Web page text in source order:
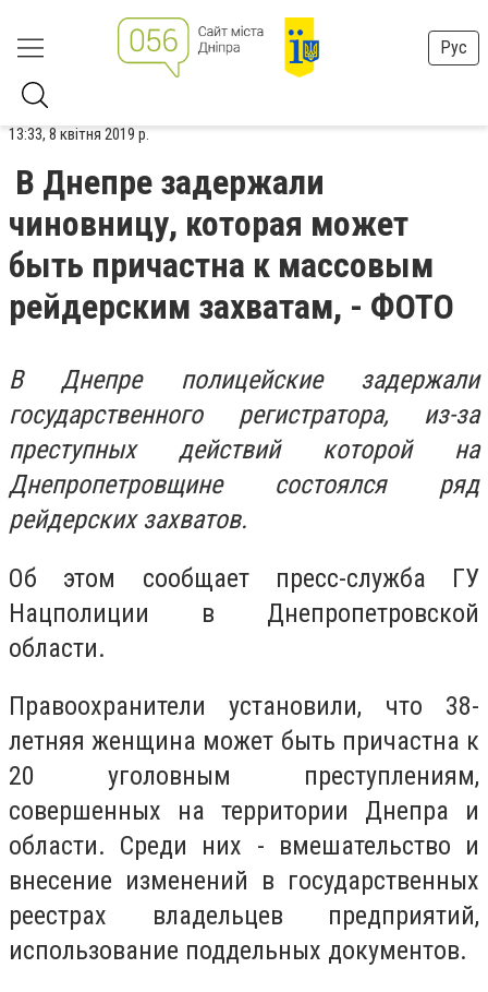
Рус
13:33, 8 квітня 2019 р.
В Днепре задержали
чиновницу, которая может
быть причастна к массовым
рейдерским захватам, - ФОТО
В Днепре полицейские задержали
государственного регистратора, из-за
преступных действий которой на
Днепропетровщине состоялся ряд
рейдерских захватов.
Об этом сообщает пресс-служба ГУ
Нацполиции в Днепропетровской
области.
Правоохранители установили, что 38-
летняя женщина может быть причастна к
20 уголовным преступлениям,
совершенных на территории Днепра и
области. Среди них - вмешательство и
внесение изменений в государственных
реестрах владельцев предприятий,
использование поддельных документов.